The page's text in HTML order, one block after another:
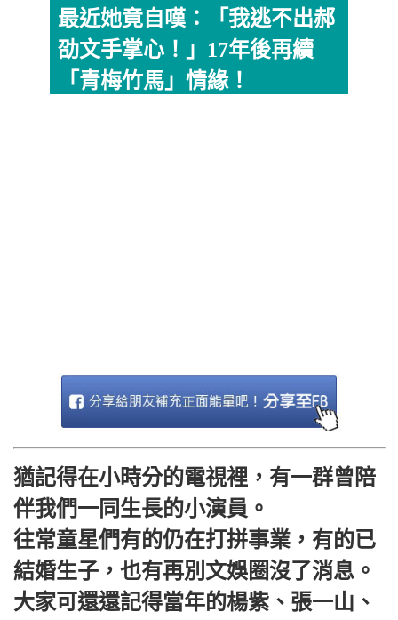
最近她竟自嘆：「我逃不出郝
劭文手掌心！」17年後再續
「青梅竹馬」情緣！
猶記得在小時分的電視裡，有一群曾陪
伴我們一同生長的小演員。
往常童星們有的仍在打拼事業，有的已
結婚生子，也有再別文娛圈沒了消息。
大家可還還記得當年的楊紫、張一山、